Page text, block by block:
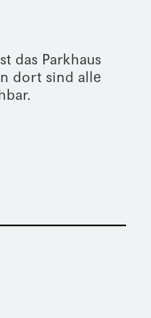
das Parkhaus
dort sind alle